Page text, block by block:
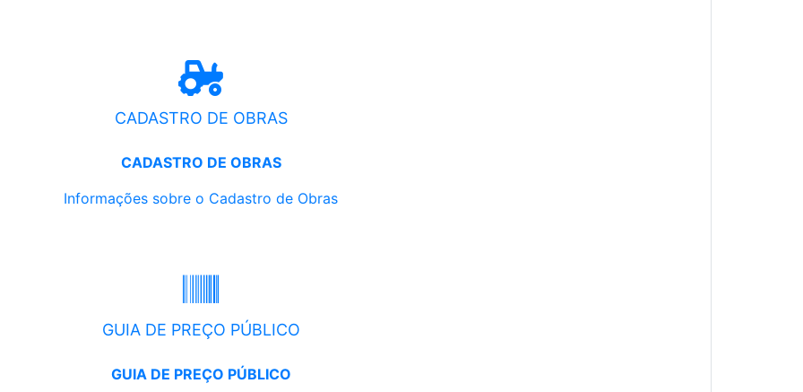
CADASTRO DE OBRAS
CADASTRO DE OBRAS
Informações sobre o Cadastro de Obras
GUIA DE PREÇO PÚBLICO
GUIA DE PREÇO PÚBLICO